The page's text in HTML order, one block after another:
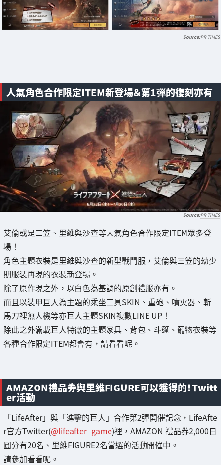
PR TIMES
人氣角色合作限定ITEM新登場＆第1弾的復刻亦有
PR TIMES
艾倫或是三笠、里維與沙查等人氣角色合作限定ITEM眾多登
場！
角色主題衣裝是里維與沙查的新型戰鬥服，艾倫與三笠的幼少
期服裝再現的衣裝新登場。
除了原作現之外，以白色為基調的原創禮服亦有。
而且以裝甲巨人為主題的乘坐工具SKIN、重砲、噴火器、斬
馬刀裡無人機等亦巨人主題SKIN複數LINE UP！
除此之外滿載巨人特徴的主題家具、背包、斗篷、寵物衣裝等
各種合作限定ITEM都會有，請看看呢。
AMAZON禮品券與里維FIGURE可以獲得的！Twitt
er活動
「LifeAfter」與「進擊的巨人」合作第2彈開催記念，LifeAfte
r官方Twitter(@lifeafter_game)裡，AMAZON 禮品券2,000日
圓分有20名、里維FIGURE2名當選的活動開催中。
請參加看看呢。